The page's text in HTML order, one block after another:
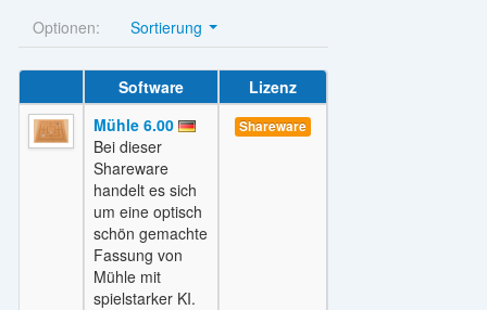
Optionen: Sortierung
Software
Lizenz
Mühle 6.00
Bei dieser
Shareware
handelt es sich
um eine optisch
schön gemachte
Fassung von
Mühle mit
spielstarker KI.
Shareware